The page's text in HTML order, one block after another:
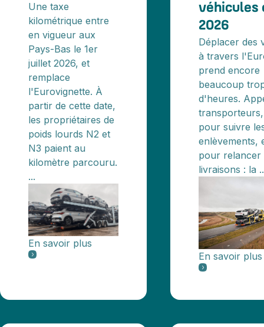
Une taxe
kilométrique entre
en vigueur aux
Pays-Bas le 1er
juillet 2026, et
remplace
l'Eurovignette. À
partir de cette date,
les propriétaires de
poids lourds N2 et
N3 paient au
kilomètre parcouru.
...
En savoir plus
véhicules
2026
Déplacer des
à travers
prend encore
beaucoup
d'heures.
pour suivre
enlèvements,
pour relancer
livraisons : la
En savoir plus